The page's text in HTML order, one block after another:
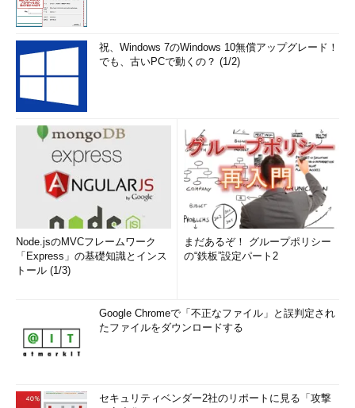
祝、Windows 7のWindows 10無償アップグレード！
でも、古いPCで動くの？ (1/2)
Node.jsのMVCフレームワーク
「Express」の基礎知識とインス
トール (1/3)
まだあるぞ！ グループポリシー
の“鉄板”設定パート2
Google Chromeで「不正なファイル」と誤判定され
たファイルをダウンロードする
セキュリティベンダー2社のリポートに見る「攻撃